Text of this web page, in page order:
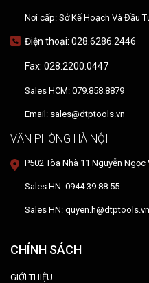
Nơi cấp: Sở Kế Hoạch Và Đầu
Điện thoại: 028.6286.2446
Fax: 028.2200.0447
Sales HCM: 079.858.8879
Email: sales@dtptools.vn
VĂN PHÒNG HÀ NỘI
P502 Tòa Nhà 11 Nguyễn Ngọc
Sales HN: 0944.39.88.55
Sales HN: quyen.h@dtptools.vn
CHÍNH SÁCH
GIỚI THIỆU